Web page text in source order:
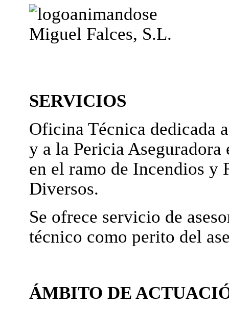
Miguel Falces, S.L.
SERVICIOS
Oficina Técnica dedicada
y a la Pericia Aseguradora
en el ramo de Incendios y
Diversos.
Se ofrece servicio de
técnico como perito del
ÁMBITO DE